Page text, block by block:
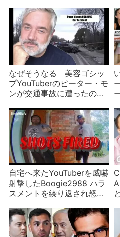
なぜそうなる 美容ゴシッ
プYouTuberのピーター・モ
ンが交通事故に遭ったので
たリッチ・ラックス
自宅へ来たYouTuberを威嚇
射撃したBoogie2988 ハラ
スメントを繰り返され怒り